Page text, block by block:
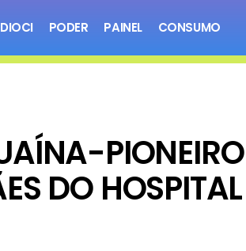
PODER PAINEL CONSUMO
PIONEIRO
DO HOSPITAL